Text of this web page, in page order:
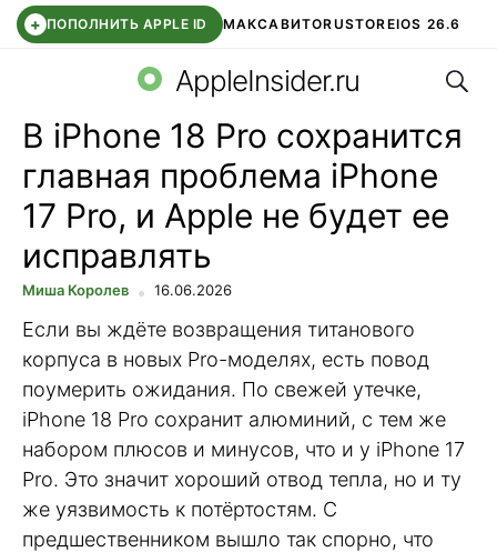
+ ПОПОЛНИТЬ APPLE ID МАКСАВИТОRUSTOREIOS 26.6
СБЕР КИДС ВТБ ОНЛАЙН ЧАТ В ROBLOX
AppleInsider.ru
В iPhone 18 Pro сохранится
главная проблема iPhone
17 Pro, и Apple не будет ее
исправлять
Миша Королев 16.06.2026
Если вы ждёте возвращения титанового
корпуса в новых Pro-моделях, есть повод
поумерить ожидания. По свежей утечке,
iPhone 18 Pro сохранит алюминий, с тем же
набором плюсов и минусов, что и у iPhone 17
Pro. Это значит хороший отвод тепла, но и ту
же уязвимость к потёртостям. С
предшественником вышло так спорно, что